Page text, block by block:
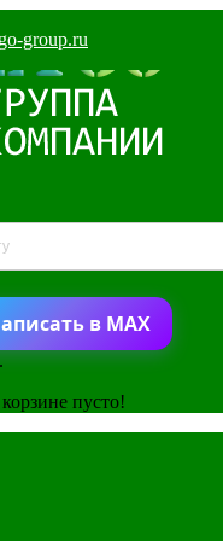
group.ru
в MAX
пусто!